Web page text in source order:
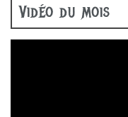
Vidéo du mois